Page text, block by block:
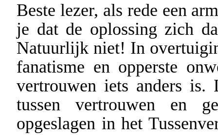
Beste lezer, als rede een
je dat de oplossing zich
Natuurlijk niet! In
fanatisme en opperste
vertrouwen iets anders is.
tussen vertrouwen en
opgeslagen in het